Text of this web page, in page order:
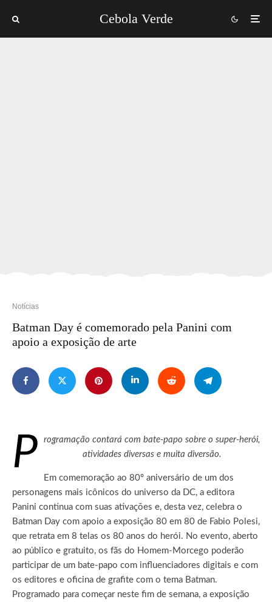
Cebola Verde
Notícias
Batman Day é comemorado pela Panini com
apoio a exposição de arte
P
rogramação contará com bate-papo sobre o super-herói,
atividades diversas e muita diversão.
Em comemoração ao 80º aniversário de um dos
personagens mais icônicos do universo da DC, a editora
Panini continua com suas ativações e, desta vez, celebra o
Batman Day com apoio a exposição 80 em 80 de Fabio Polesi,
que retrata em 8 telas os 80 anos do herói. No evento, aberto
ao público e gratuito, os fãs do Homem-Morcego poderão
participar de um bate-papo com influenciadores digitais e com
os editores e oficina de grafite com o tema Batman.
Programado para começar neste fim de semana, a exposição